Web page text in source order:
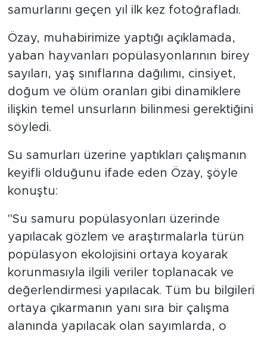
samurlarını geçen yıl ilk kez fotoğrafladı.
Özay, muhabirimize yaptığı açıklamada,
yaban hayvanları popülasyonlarının birey
sayıları, yaş sınıflarına dağılımı, cinsiyet,
doğum ve ölüm oranları gibi dinamiklere
ilişkin temel unsurların bilinmesi gerektiğini
söyledi.
Su samurları üzerine yaptıkları çalışmanın
keyifli olduğunu ifade eden Özay, şöyle
konuştu:
"Su samuru popülasyonları üzerinde
yapılacak gözlem ve araştırmalarla türün
popülasyon ekolojisini ortaya koyarak
korunmasıyla ilgili veriler toplanacak ve
değerlendirmesi yapılacak. Tüm bu bilgileri
ortaya çıkarmanın yanı sıra bir çalışma
alanında yapılacak olan sayımlarda, o